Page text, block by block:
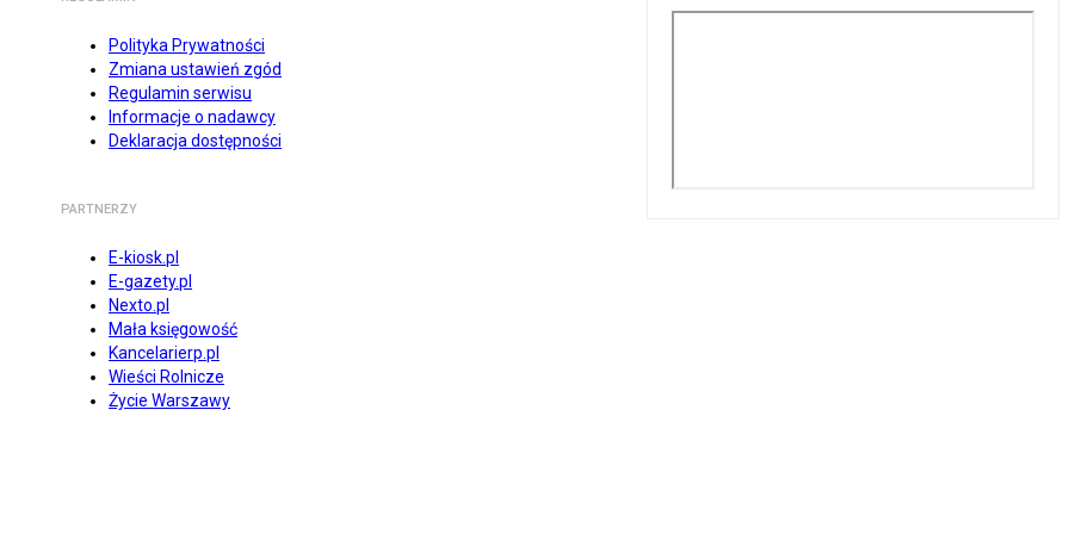
Polityka Prywatności
Zmiana ustawień zgód
Regulamin serwisu
Informacje o nadawcy
Deklaracja dostępności
PARTNERZY
E-kiosk.pl
E-gazety.pl
Nexto.pl
Mała księgowość
Kancelarierp.pl
Wieści Rolnicze
Życie Warszawy